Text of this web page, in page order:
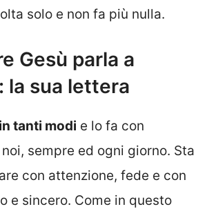
solo e non fa più nulla.
Gesù parla a
la sua lettera
tanti modi e lo fa con
sempre ed ogni giorno. Sta
con attenzione, fede e con
e sincero. Come in questo